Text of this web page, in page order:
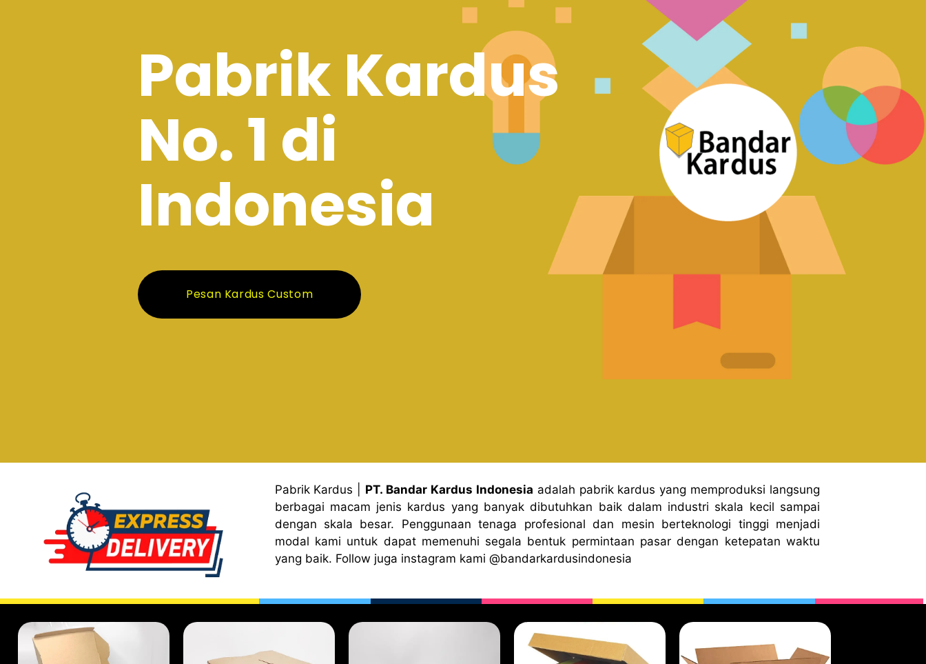
Pabrik Kardus
No. 1 di
Indonesia
Pesan Kardus Custom
Pabrik Kardus PT. Bandar Kardus Indonesia adalah pabrik kardus yang memproduksi langsung
berbagai macam jenis kardus yang banyak dibutuhkan baik dalam industri skala kecil sampai
dengan skala besar. Penggunaan tenaga profesional dan mesin berteknologi tinggi menjadi
modal kami untuk dapat memenuhi segala bentuk permintaan pasar dengan ketepatan waktu
yang baik. Follow juga instagram kami @bandarkardusindonesia